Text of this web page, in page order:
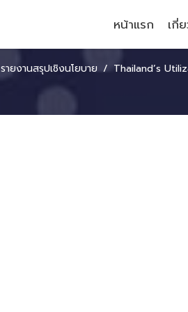
หน้าแรก เกี่
รายงานสรุปเชิงนโยบาย Thailand’s Utilization of Technical Assistance